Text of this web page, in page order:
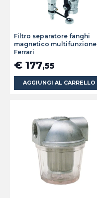
Filtro separatore fanghi
magnetico multifunzione
Ferrari
€ 177,55
AGGIUNGI AL CARRELLO